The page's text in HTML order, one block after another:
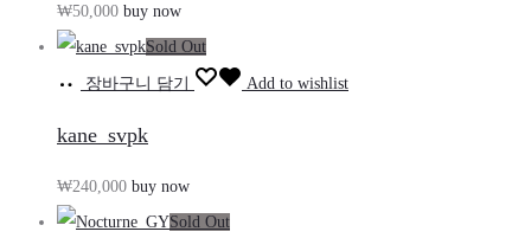
₩50,000 buy now
Sold Out
장바구니 담기 Add to wishlist
kane_svpk
₩240,000 buy now
Sold Out